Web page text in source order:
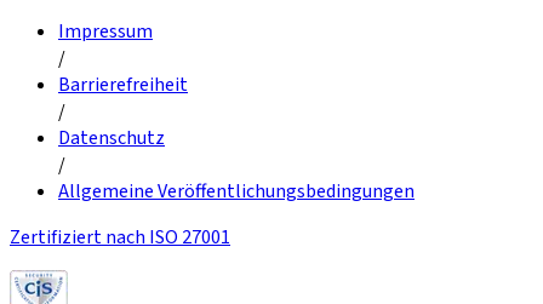
Impressum
/
Barrierefreiheit
/
Datenschutz
/
Allgemeine Veröffentlichungsbedingungen
Zertifiziert nach ISO 27001